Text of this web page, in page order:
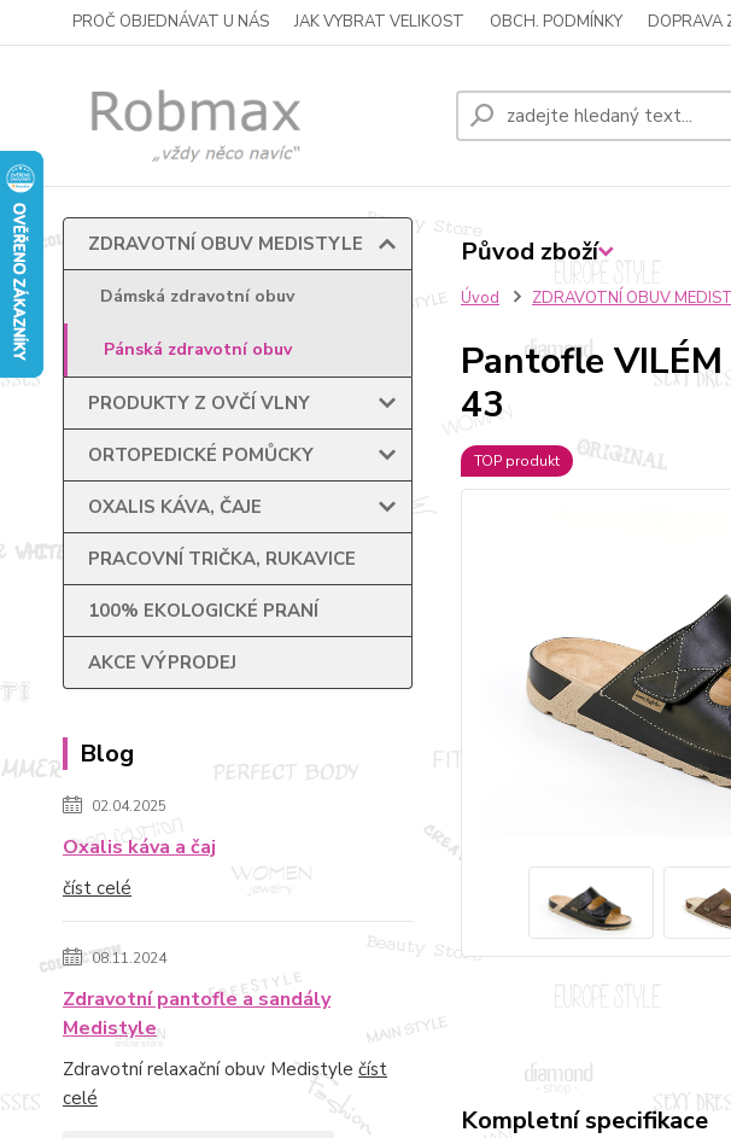
PROČ OBJEDNÁVAT U NÁS JAK VYBRAT VELIKOST OBCH. PODMÍNKY DOPRAVA
ZDRAVOTNÍ OBUV MEDISTYLE
Dámská zdravotní obuv
Pánská zdravotní obuv
PRODUKTY Z OVČÍ VLNY
ORTOPEDICKÉ POMŮCKY
OXALIS KÁVA, ČAJE
PRACOVNÍ TRIČKA, RUKAVICE
100% EKOLOGICKÉ PRANÍ
AKCE VÝPRODEJ
Blog
02.04.2025
Oxalis káva a čaj
číst celé
08.11.2024
Zdravotní pantofle a sandály
Medistyle
Zdravotní relaxační obuv Medistyle číst
celé
Úvod ZDRAVOTNÍ OBUV
Pantofle
43
TOP produkt
Kompletní specifikace
Původ zboží